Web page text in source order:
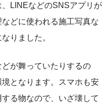
LINEなどのSNSアプリが
どに使われる施工写真な
りました。
が舞っていたりするの
となります。スマホも安
る物なので、いざ壊して